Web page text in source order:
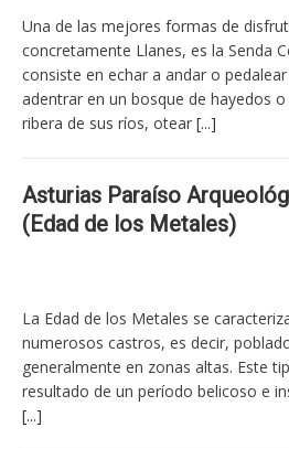
Una de las mejores formas de
concretamente Llanes, es la Senda
consiste en echar a andar o
adentrar en un bosque de hayedos
ribera de sus ríos, otear [...]
Asturias Paraíso
(Edad de los Metales)
La Edad de los Metales se
numerosos castros, es decir,
generalmente en zonas altas. Este
resultado de un período belicoso e
[...]